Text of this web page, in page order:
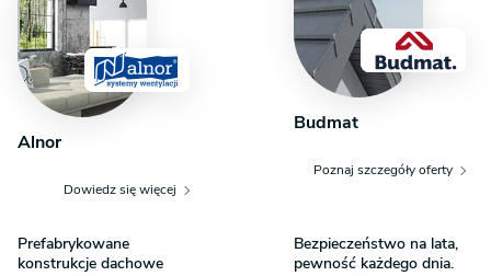
Alnor
Dowiedz się więcej
Budmat
Poznaj szczegóły oferty
Prefabrykowane
konstrukcje dachowe
Bezpieczeństwo na lata,
pewność każdego dnia.